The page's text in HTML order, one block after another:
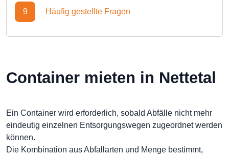
9 Häufig gestellte Fragen
Container mieten in Nettetal
Ein Container wird erforderlich, sobald Abfälle nicht mehr
eindeutig einzelnen Entsorgungswegen zugeordnet werden
können.
Die Kombination aus Abfallarten und Menge bestimmt,